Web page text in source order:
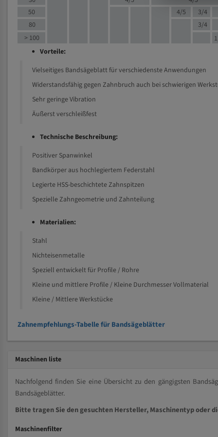
50
4/5 3/4
80
3/4
> 100
Vorteile:
Vielseitiges Bandsägeblatt für verschiedenste Anwendungen
Widerstandsfähig gegen Zahnbruch auch bei schwierigen
Sehr geringe Vibration
Äußerst verschleißfest
Technische Beschreibung:
Positiver Spanwinkel
Bandkörper aus hochlegiertem Federstahl
Legierte HSS-beschichtete Zahnspitzen
Spezielle Zahngeometrie und Zahnteilung
Materialien:
Stahl
Nichteisenmetalle
Speziell entwickelt für Profile / Rohre
Kleine und mittlere Profile / Kleine Durchmesser Vollmaterial
Kleine / Mittlere Werkstücke
Zahnempfehlungs-Tabelle für Bandsägeblätter
Maschinen liste
Nachfolgend finden Sie eine Übersicht zu den gängigsten
Bandsägeblätter.
Bitte tragen Sie den gesuchten Hersteller, Maschinentyp oder
Maschinenfilter